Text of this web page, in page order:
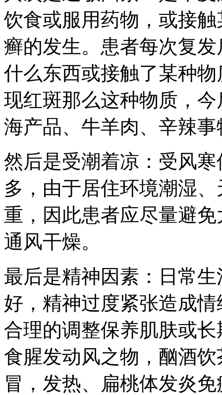
饮食或服用药物，或接
癣的发生。患者每次复
什么东西或接触了某种
现红斑那么这种物质，
海产品、牛羊肉、辛辣
然后是受潮着凉：受风
多，由于居住环境潮湿
重，因此患者应尽量避
通风干燥。
最后是精神因素：日常
好，精神过度紧张造成
合理的调整保养肌肤或
食腥发动风之物，酗酒
冒，发热、扁桃体发炎